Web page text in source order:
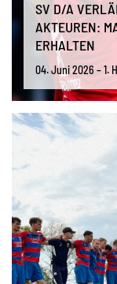
SV D/A
AKTEUREN:
ERHALTEN
04. Juni 2026 – 1.